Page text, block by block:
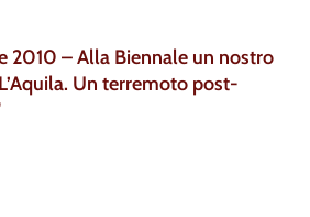
2010 – Alla Biennale un nostro
Un terremoto post-